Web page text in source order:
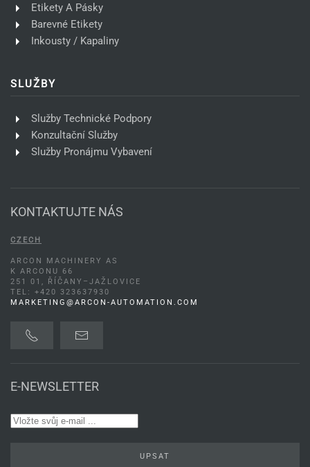
Etikety A Pásky
Barevné Etikety
Inkousty / Kapaliny
SLUŽBY
Služby Technické Podpory
Konzultační Služby
Služby Pronájmu Vybavení
KONTAKTUJTE NÁS
CZECH
ARCON MACHINERY AS
K ARCONU 66
251 01, ŘÍČANY–JAŽLOVICE
TEL: +420 323637930
MARKETING@ARCON-AUTOMATION.COM
E-NEWSLETTER
UPSAT